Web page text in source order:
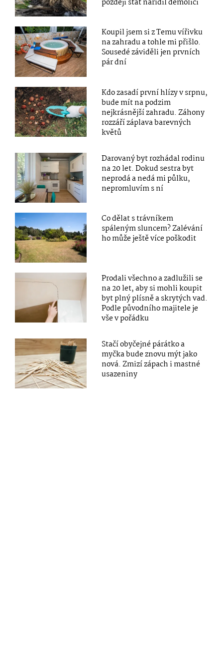
později stát nařídil demolici
Koupil jsem si z Temu vířivku
na zahradu a tohle mi přišlo.
Sousedé záviděli jen prvních
pár dní
Kdo zasadí první hlízy v srpnu,
bude mít na podzim
nejkrásnější zahradu. Záhony
rozzáří záplava barevných
květů
Darovaný byt rozhádal rodinu
na 20 let. Dokud sestra byt
neprodá a nedá mi půlku,
nepromluvím s ní
Co dělat s trávníkem
spáleným sluncem? Zalévání
ho může ještě více poškodit
Prodali všechno a zadlužili se
na 20 let, aby si mohli koupit
byt plný plísně a skrytých vad.
Podle původního majitele je
vše v pořádku
Stačí obyčejné párátko a
myčka bude znovu mýt jako
nová. Zmizí zápach i mastné
usazeniny